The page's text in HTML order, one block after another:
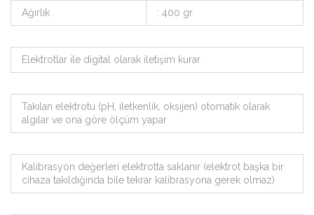
Ağırlık : 400 gr
Elektrotlar ile digital olarak iletişim kurar
Takılan elektrotu (pH, iletkenlik, oksijen) otomatik olarak
algılar ve ona göre ölçüm yapar
Kalibrasyon değerleri elektrotta saklanır (elektrot başka bir
cihaza takıldığında bile tekrar kalibrasyona gerek olmaz)